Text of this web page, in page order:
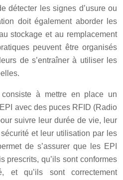
détecter les signes d’usure ou
doit également aborder les
stockage et au remplacement
peuvent être organisés
de s’entraîner à utiliser les
à mettre en place un
avec des puces RFID (Radio
suivre leur durée de vie, leur
et leur utilisation par les
de s’assurer que les EPI
prescrits, qu’ils sont conformes
et qu’ils sont correctement